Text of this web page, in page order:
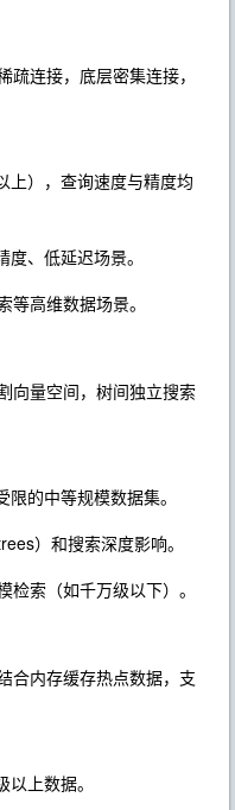
连接，底层密集连接，
上），查询速度与精度均
、低延迟场景。
高维数据场景。
向量空间，树间独立搜索
的中等规模数据集。
）和搜索深度影响。
索（如千万级以下）。
合内存缓存热点数据，支
上数据。